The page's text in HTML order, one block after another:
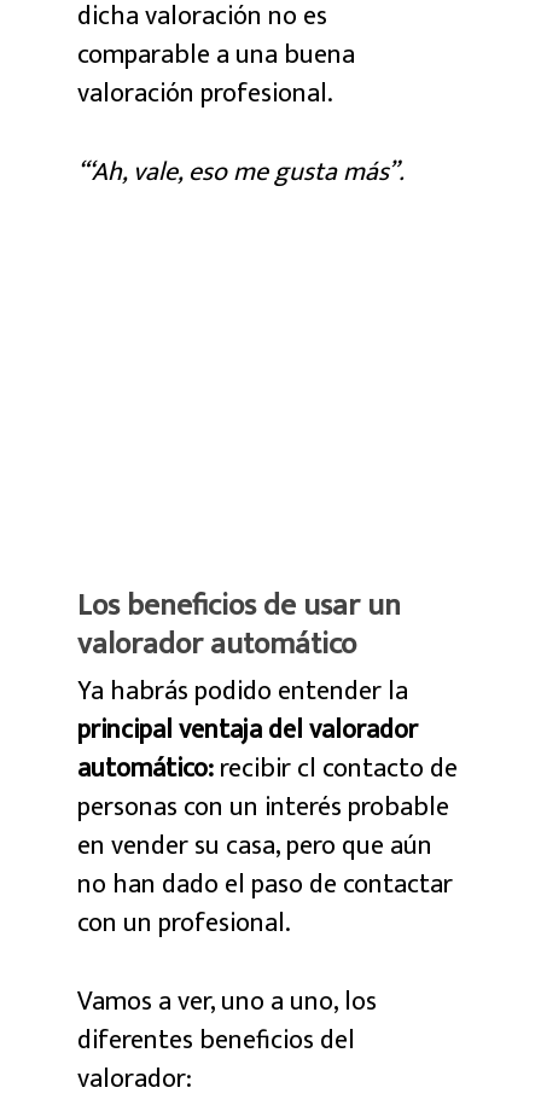
dicha valoración no es
comparable a una buena
valoración profesional.
“‘Ah, vale, eso me gusta más”.
Los beneficios de usar un
valorador automático
Ya habrás podido entender la
principal ventaja del valorador
automático:recibir cl contacto de
personas con un interés probable
en vender su casa, pero que aún
no han dado el paso de contactar
con un profesional.
Vamos a ver, uno a uno, los
diferentes beneficios del
valorador: